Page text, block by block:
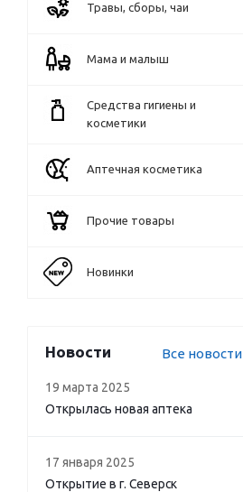
Травы, сборы, чаи
Мама и малыш
Средства гигиены и
косметики
Аптечная косметика
Прочие товары
Новинки
Новости Все новости
19 марта 2025
Открылась новая аптека
17 января 2025
Открытие в г. Северск